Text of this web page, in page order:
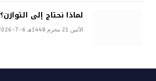
لماذا نحتاج إلى التوازن؟
الأثنين 21 محرم 1448هـ 6-7-2026م